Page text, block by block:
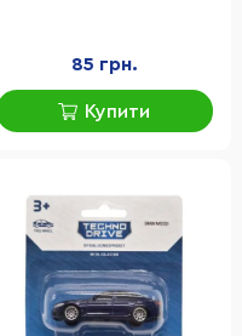
85 грн.
Купити